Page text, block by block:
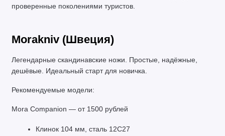
проверенные поколениями туристов.
Morakniv (Швеция)
Легендарные скандинавские ножи. Простые, надёжные,
дешёвые. Идеальный старт для новичка.
Рекомендуемые модели:
Mora Companion — от 1500 рублей
Клинок 104 мм, сталь 12C27